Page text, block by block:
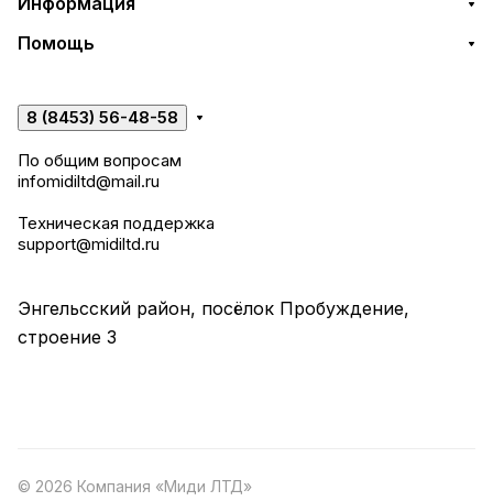
Помощь
8 (8453) 56-48-58
По общим вопросам
infomidiltd@mail.ru
Техническая поддержка
support@midiltd.ru
Энгельсский район, посёлок Пробуждение,
строение 3
© 2026 Компания «Миди ЛТД»